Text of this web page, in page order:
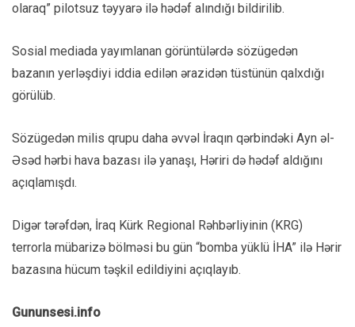
olaraq” pilotsuz təyyarə ilə hədəf alındığı bildirilib.
Sosial mediada yayımlanan görüntülərdə sözügedən
bazanın yerləşdiyi iddia edilən ərazidən tüstünün qalxdığı
görülüb.
Sözügedən milis qrupu daha əvvəl İraqın qərbindəki Ayn əl-
Əsəd hərbi hava bazası ilə yanaşı, Həriri də hədəf aldığını
açıqlamışdı.
Digər tərəfdən, İraq Kürk Regional Rəhbərliyinin (KRG)
terrorla mübarizə bölməsi bu gün “bomba yüklü İHA” ilə Hərir
bazasına hücum təşkil edildiyini açıqlayıb.
Gununsesi.info